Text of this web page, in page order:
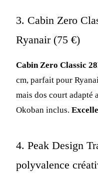
3. Cabin Zero
Ryanair (75 €)
Cabin Zero Classic
cm, parfait pour
mais dos court adapté
Okoban inclus.
4. Peak Design
polyvalence